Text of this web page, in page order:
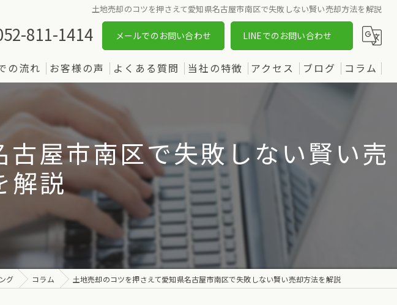
土地売却のコツを押さえて愛知県名古屋市南区で失敗しない賢い売却方法を解説
811-1414 メールでのお問い合わせ LINEでのお問い合わせ
の流れ お客様の声 よくある質問 当社の特徴
土地
新築
中古
アクセス ブログ コラム
屋市南区で失敗しない賢い売
解説
グ コラム 土地売却のコツを押さえて愛知県名古屋市南区で失敗しない賢い売却方法を解説